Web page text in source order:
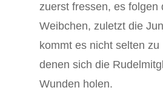
zuerst fressen, es folgen
Weibchen, zuletzt die
kommt es nicht selten
denen sich die
Wunden holen.